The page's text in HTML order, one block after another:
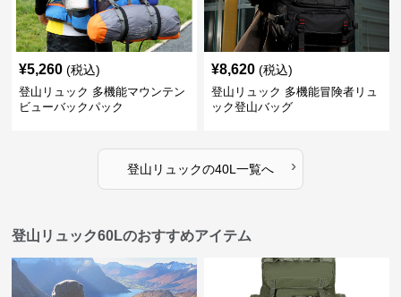
¥5,260 (税込)
登山リュック 多機能マウンテン
ビューバックパック
¥8,620 (税込)
登山リュック 多機能冒険者リュ
ック登山バッグ
登山リュックの40L 一覧へ ›
登山リュック60Lのおすすめアイテム